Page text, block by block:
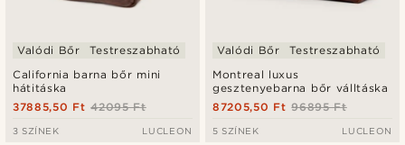
California barna bőr mini
hátitáska
Valódi Bőr Testreszabható
42095 Ft
37885,50 Ft
3 SZÍNEK LUCLEON
Montreal luxus
gesztenyebarna bőr válltáska
Valódi Bőr Testreszabható
96895 Ft
87205,50 Ft
5 SZÍNEK LUCLEON